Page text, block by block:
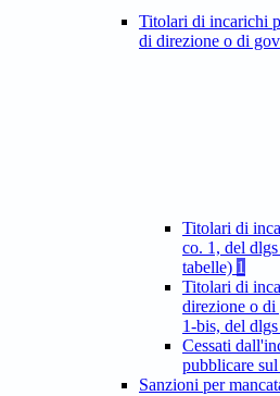
Titolari di incarichi
di direzione o di
Titolari di
co. 1, del
tabelle) 1
Titolari di
direzione o
1-bis, del
Cessati
pubblicare
Sanzioni per